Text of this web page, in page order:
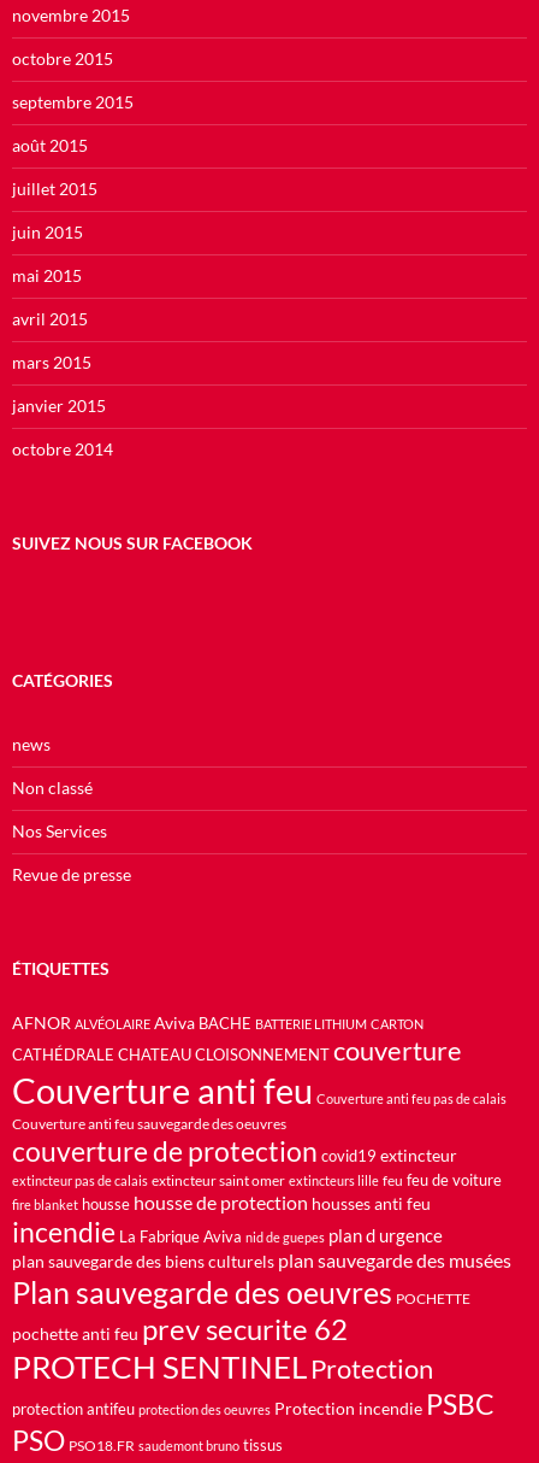
novembre 2015
octobre 2015
septembre 2015
août 2015
juillet 2015
juin 2015
mai 2015
avril 2015
mars 2015
janvier 2015
octobre 2014
SUIVEZ NOUS SUR FACEBOOK
CATÉGORIES
news
Non classé
Nos Services
Revue de presse
ÉTIQUETTES
AFNOR ALVÉOLAIRE Aviva BACHE BATTERIE LITHIUM CARTON
CATHÉDRALE CHATEAU CLOISONNEMENT couverture
Couverture anti feu Couverture anti feu pas de calais
Couverture anti feu sauvegarde des oeuvres
couverture de protection covid19 extincteur
extincteur pas de calais extincteur saint omer extincteurs lille feu feu de voiture
fire blanket housse housse de protection housses anti feu
incendie La Fabrique Aviva nid de guepes plan d urgence
plan sauvegarde des biens culturels plan sauvegarde des musées
Plan sauvegarde des oeuvres POCHETTE
pochette anti feu prev securite 62
PROTECH SENTINELProtection
protection antifeu protection des oeuvres Protection incendie PSBC
PSO PSO18.FR saudemont bruno tissus